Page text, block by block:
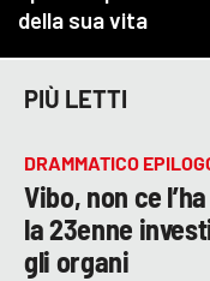
PIÙ LETTI
DRAMMATICO
Vibo, non ce
la 23enne
gli organi